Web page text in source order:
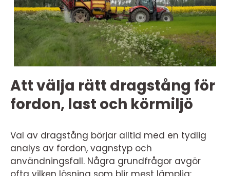
Att välja rätt dragstång för
fordon, last och körmiljö
Val av dragstång börjar alltid med en tydlig
analys av fordon, vagnstyp och
användningsfall. Några grundfrågor avgör